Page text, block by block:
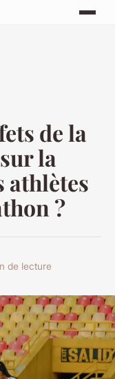
de la
la
athlètes
?
de lecture